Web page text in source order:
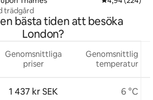
trädgård
bästa tiden att besöka
London?
Genomsnittliga
priser
1 437 kr SEK
Genomsnittlig
temperatur
6 °C